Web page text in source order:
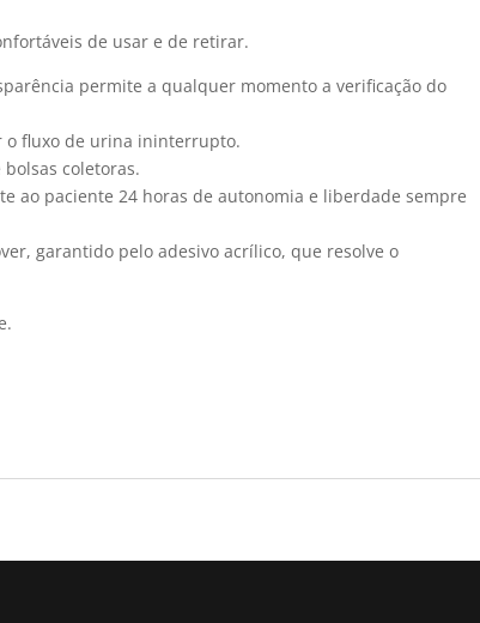
de usar e de retirar.
permite a qualquer momento a verificação do
o fluxo de urina ininterrupto.
coletoras.
ao paciente 24 horas de autonomia e liberdade sempre
garantido pelo adesivo acrílico, que resolve o